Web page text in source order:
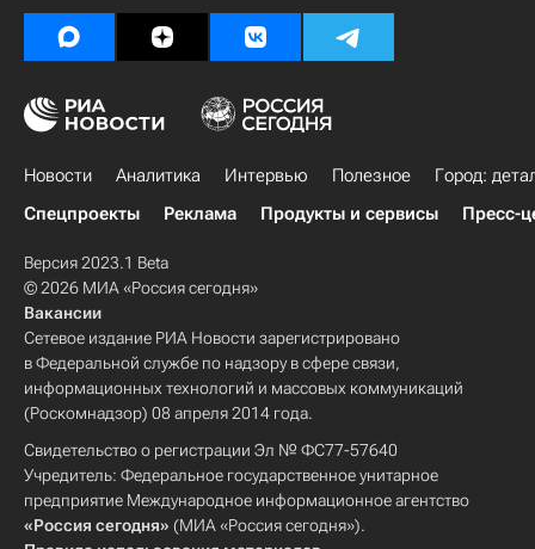
Новости Аналитика Интервью Полезное
Город:
Спецпроекты
Реклама Продукты и сервисы Пресс-
Версия 2023.1 Beta
© 2026 МИА «Россия сегодня»
Вакансии
Сетевое издание РИА Новости зарегистрировано
в Федеральной службе по надзору в сфере связи,
информационных технологий и массовых коммуникаций
(Роскомнадзор) 08 апреля 2014 года.
Свидетельство о регистрации Эл № ФС77-57640
Учредитель: Федеральное государственное унитарное
предприятие Международное информационное агентство
«Россия сегодня» (МИА «Россия сегодня»).